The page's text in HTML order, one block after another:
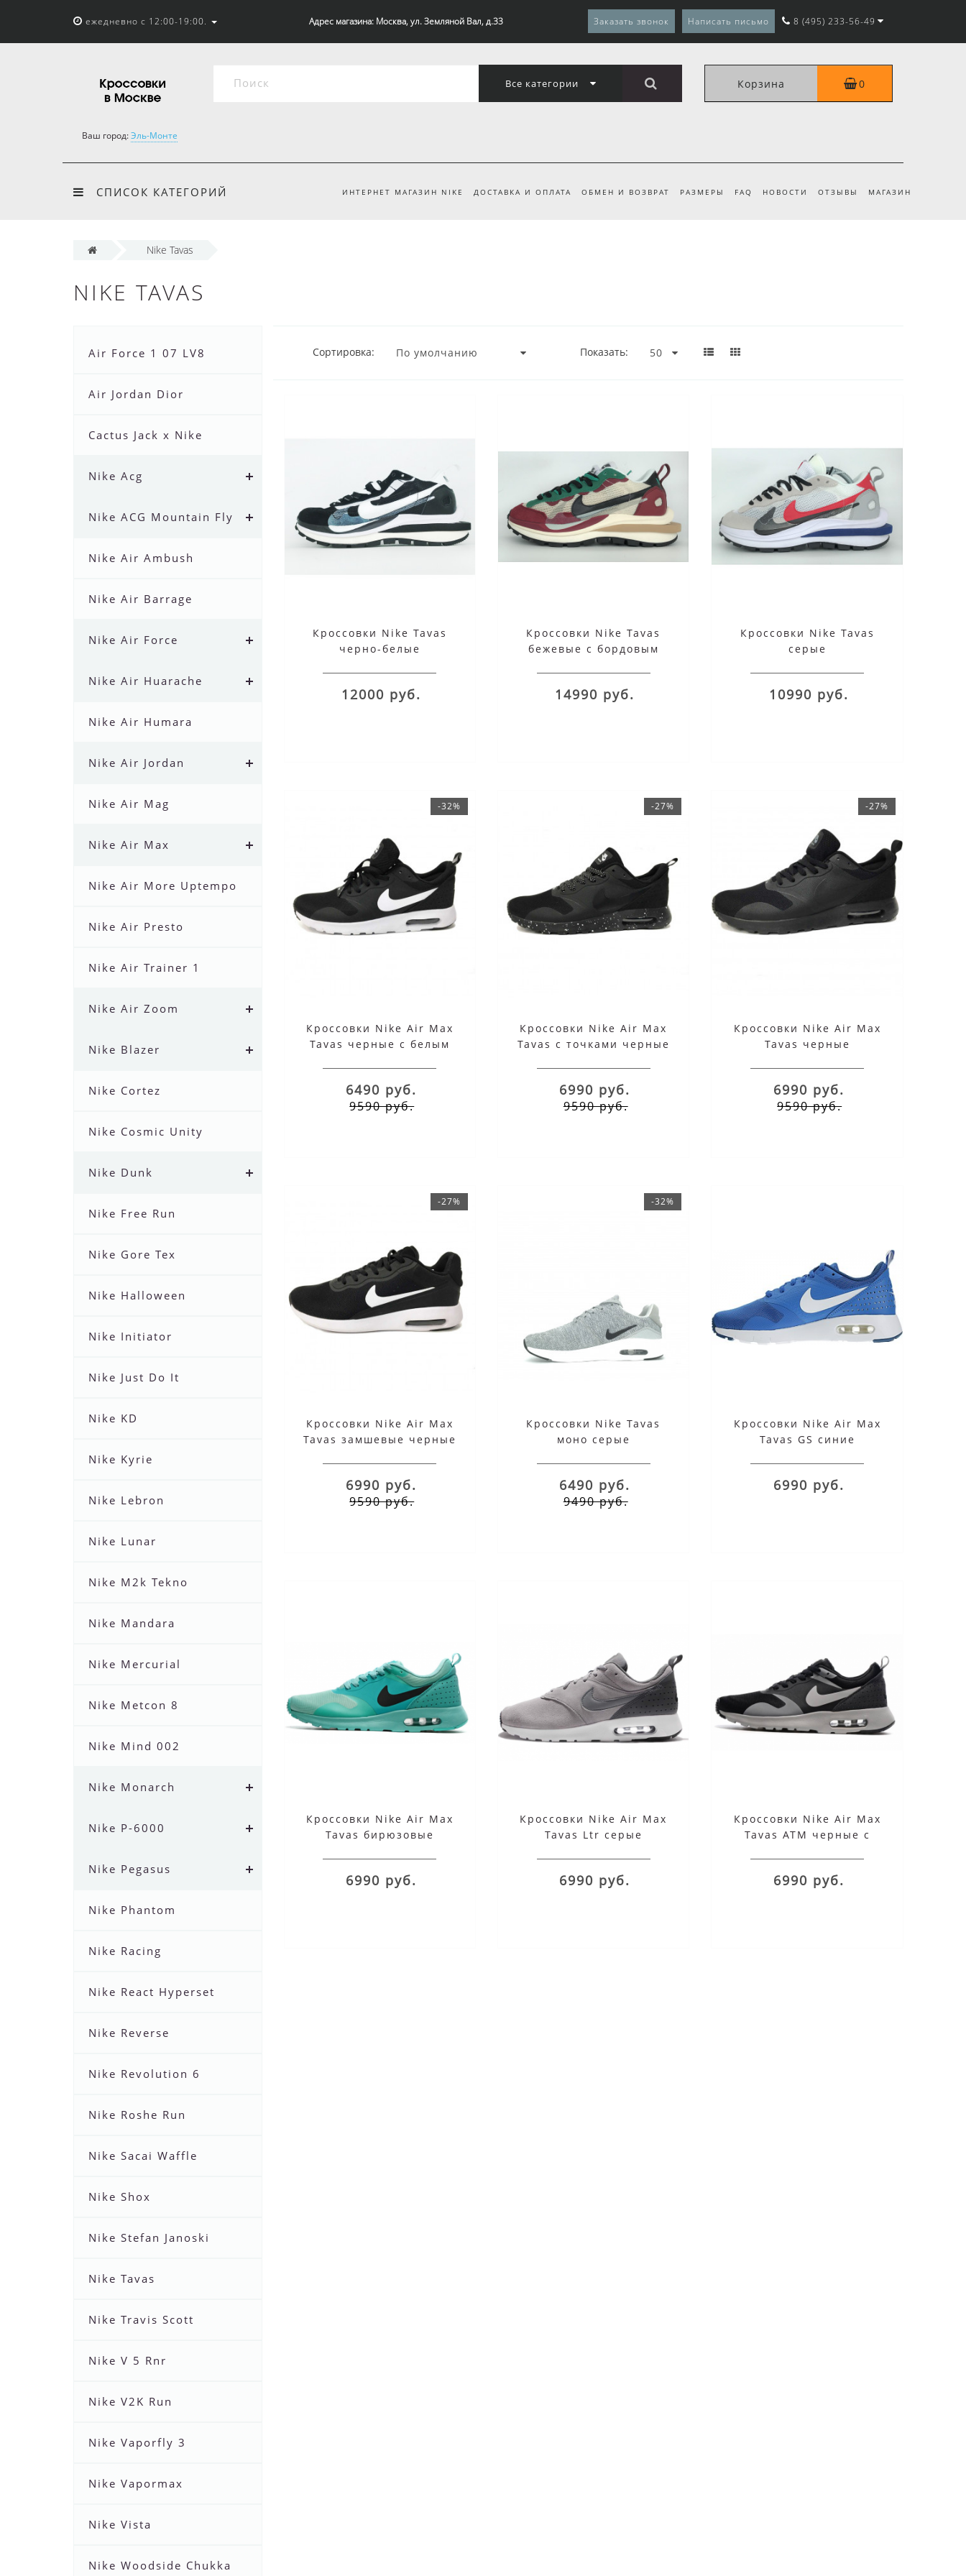
ежедневно с 12:00-19:00. Адрес магазина: Москва, ул. Земляной Вал, д.33 Заказать звонок Написать письмо 8 (495) 233-56-49
Все категории Корзина 0
Ваш город:Эль-Монте
СПИСОК КАТЕГОРИЙ ИНТЕРНЕТ МАГАЗИН NIKE ДОСТАВКА И ОПЛАТА ОБМЕН И ВОЗВРАТ РАЗМЕРЫ FAQ НОВОСТИ ОТЗЫВЫ МАГАЗИН
Nike Tavas
NIKE TAVAS
Air Force 1 07 LV8
Air Jordan Dior
Cactus Jack x Nike
Nike Acg
Nike ACG Mountain Fly
Nike Air Ambush
Nike Air Barrage
Nike Air Force
Nike Air Huarache
Nike Air Humara
Nike Air Jordan
Nike Air Mag
Nike Air Max
Nike Air More Uptempo
Nike Air Presto
Nike Air Trainer 1
Nike Air Zoom
Nike Blazer
Nike Cortez
Nike Cosmic Unity
Nike Dunk
Nike Free Run
Nike Gore Tex
Nike Halloween
Nike Initiator
Nike Just Do It
Nike KD
Nike Kyrie
Nike Lebron
Nike Lunar
Nike M2k Tekno
Nike Mandara
Nike Mercurial
Nike Metcon 8
Nike Mind 002
Nike Monarch
Nike P-6000
Nike Pegasus
Nike Phantom
Nike Racing
Nike React Hyperset
Nike Reverse
Nike Revolution 6
Nike Roshe Run
Nike Sacai Waffle
Nike Shox
Nike Stefan Janoski
Nike Tavas
Nike Travis Scott
Nike V 5 Rnr
Nike V2K Run
Nike Vaporfly 3
Nike Vapormax
Nike Vista
Nike Woodside Chukka
Сортировка: Показать:
Кроссовки Nike Tavas
черно-белые
12000 руб.
Кроссовки Nike Tavas
бежевые с бордовым
14990 руб.
Кроссовки Nike Tavas
серые
10990 руб.
-32%
Кроссовки Nike Air Max
Tavas черные с белым
6490 руб.
9590 руб.
-27%
Кроссовки Nike Air Max
Tavas с точками черные
6990 руб.
9590 руб.
-27%
Кроссовки Nike Air Max
Tavas черные
6990 руб.
9590 руб.
-27%
Кроссовки Nike Air Max
Tavas замшевые черные
6990 руб.
9590 руб.
-32%
Кроссовки Nike Tavas
моно серые
6490 руб.
9490 руб.
Кроссовки Nike Air Max
Tavas GS синие
6990 руб.
Кроссовки Nike Air Max
Tavas бирюзовые
6990 руб.
Кроссовки Nike Air Max
Tavas Ltr серые
6990 руб.
Кроссовки Nike Air Max
Tavas ATM черные с
6990 руб.